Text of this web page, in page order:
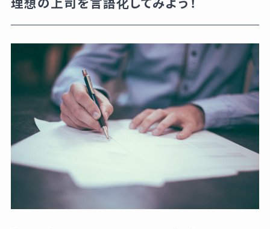
理想の上司を言語化してみよう！